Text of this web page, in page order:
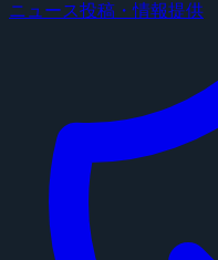
ニュース投稿・情報提供